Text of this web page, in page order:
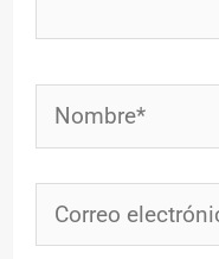
Nombre*
Correo
electrónico*